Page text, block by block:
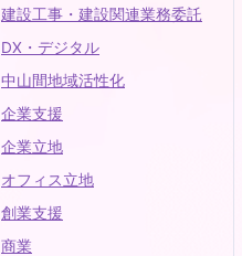
建設工事・建設関連業務委託
DX・デジタル
中山間地域活性化
企業支援
企業立地
オフィス立地
創業支援
商業